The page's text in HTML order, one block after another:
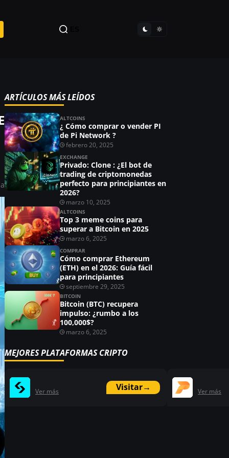
ARTÍCULOS MÁS LEÍDOS
ALTCOINS
¿ Cómo comprar o vender PI
de Pi Network ?
febrero 20, 2025
EXCHANGE
Privado: Clone : ¿El bot de
trading de criptomonedas
perfecto para principiantes en
2026?
marzo 10, 2025
ALTCOINS
Top 3 meme coins para
superar a Bitcoin en 2025
marzo 6, 2025
COMPRAR
Cómo comprar Ethereum
(ETH) en el 2026: Guía fácil
para principiantes
septiembre 29, 2025
BITCOIN
Bitcoin (BTC) recupera
impulso: ¿rumbo a los
100,000$?
marzo 6, 2025
MEJORES PLATAFORMAS CRIPTO
Visitar→
Ver más Ver más